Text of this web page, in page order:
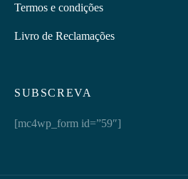
SUBSCREVA
[mc4wp_form id=”59″]
Termos e condições
Livro de Reclamações